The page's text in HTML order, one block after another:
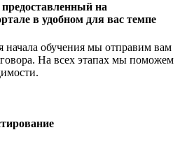
на
в удобном для вас темпе
начала обучения мы отправим вам
На всех этапах мы поможем